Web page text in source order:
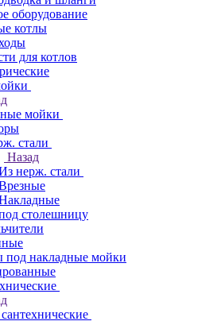
оборудование
котлы
для котлов
мойки
стали
Назад
нерж. стали
столешницу
под накладные мойки